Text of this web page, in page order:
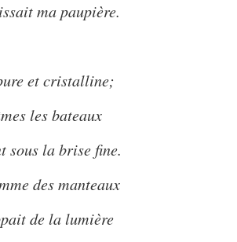
ma paupière.
et cristalline;
les bateaux
sous la brise fine.
des manteaux
de la lumière